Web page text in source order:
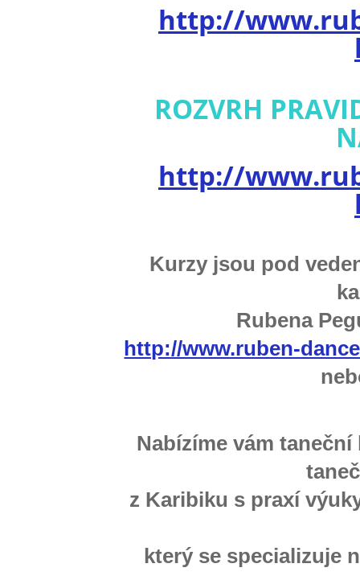
http://
ROZVRH
http://
Kurzy jsou pod
Rubena
http://www.ruben-
Nabízíme vám
z Karibiku s praxí
který se specializuje